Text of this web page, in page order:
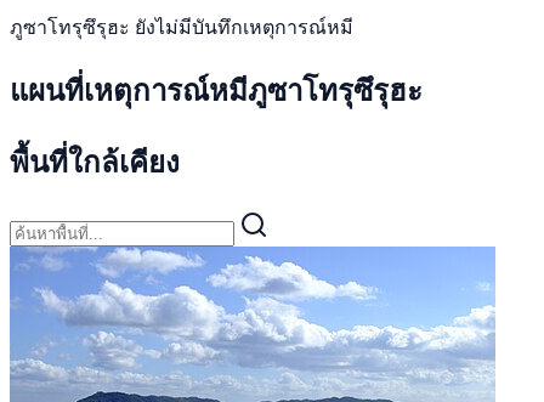
ภูซาโทรุซึรุฮะ ยังไม่มีบันทึกเหตุการณ์หมี
แผนที่เหตุการณ์หมีภูซาโทรุซึรุฮะ
พื้นที่ใกล้เคียง